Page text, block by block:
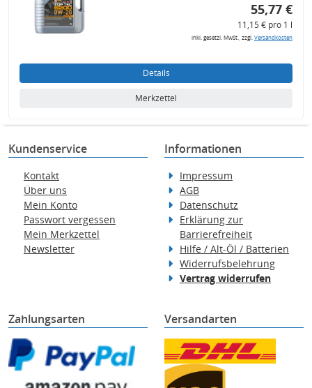
55,77 €
11,15 € pro 1 l
inkl. gesetzl. MwSt., zzgl.Versandkosten
Details
Merkzettel
Kundenservice
Kontakt
Über uns
Mein Konto
Passwort vergessen
Mein Merkzettel
Newsletter
Informationen
Impressum
AGB
Datenschutz
Erklärung zur
Barrierefreiheit
Hilfe / Alt-Öl / Batterien
Widerrufsbelehrung
Vertrag widerrufen
Zahlungsarten Versandarten